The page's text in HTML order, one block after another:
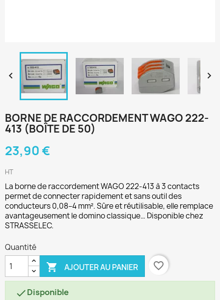
 
BORNE DE RACCORDEMENT WAGO 222-
413 (BOÎTE DE 50)
23,90 €
HT
La borne de raccordement WAGO 222-413 à 3 contacts
permet de connecter rapidement et sans outil des
conducteurs 0,08–4 mm². Sûre et réutilisable, elle remplace
avantageusement le domino classique… Disponible chez
STRASSELEC.
Quantité
 AJOUTER AU PANIER favorite_border
Disponible